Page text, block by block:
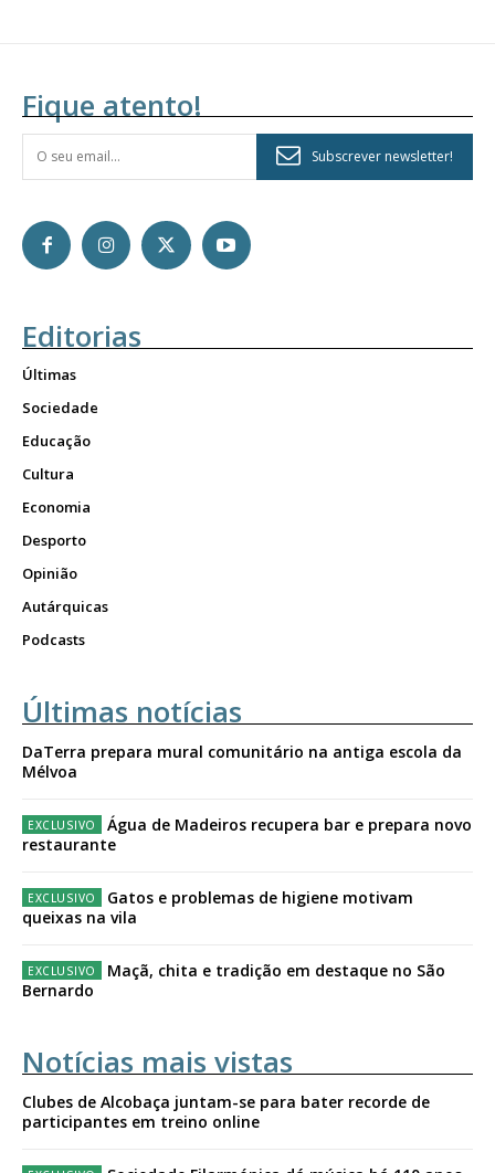
Fique atento!
Subscrever newsletter!
Editorias
Últimas
Sociedade
Educação
Cultura
Economia
Desporto
Opinião
Autárquicas
Podcasts
Últimas notícias
DaTerra prepara mural comunitário na antiga escola da
Mélvoa
Água de Madeiros recupera bar e prepara novo
restaurante
Gatos e problemas de higiene motivam
queixas na vila
Maçã, chita e tradição em destaque no São
Bernardo
Notícias mais vistas
Clubes de Alcobaça juntam-se para bater recorde de
participantes em treino online